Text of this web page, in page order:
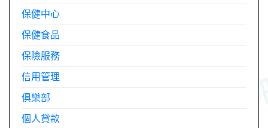
保健中心
保健食品
保險服務
信用管理
俱樂部
個人貸款